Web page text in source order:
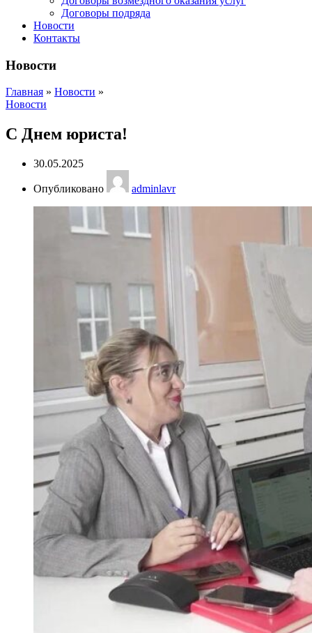
Договоры подряда
Новости
Контакты
Новости
Главная » Новости »
Новости
С Днем юриста!
30.05.2025
Опубликовано adminlavr